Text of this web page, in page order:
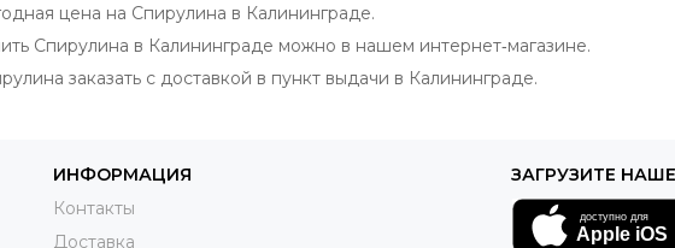
цена на Спирулина в Калининграде.
Спирулина в Калининграде можно в нашем интернет‐магазине.
заказать с доставкой в пункт выдачи в Калининграде.
ИНФОРМАЦИЯ
Контакты
Доставка
ЗАГРУЗИТЕ